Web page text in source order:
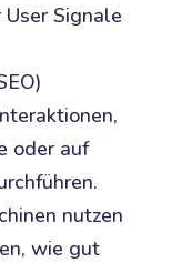
Signale
oder auf
nutzen
wie gut